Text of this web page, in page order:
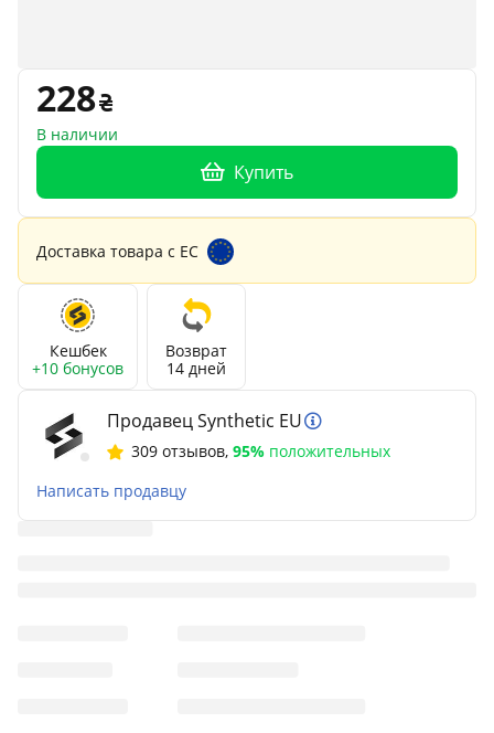
228
В наличии
Купить
Доставка товара с ЕС
Кешбек
+10 бонусов
Возврат
14 дней
Продавец Synthetic EU
309 отзывов, 95% положительных
Написать продавцу